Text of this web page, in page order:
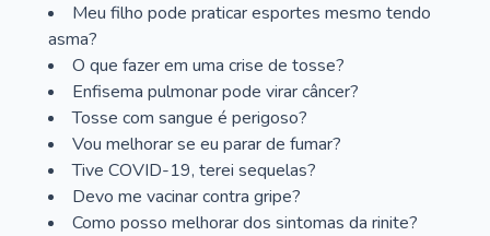
Meu filho pode praticar esportes mesmo tendo
asma?
O que fazer em uma crise de tosse?
Enfisema pulmonar pode virar câncer?
Tosse com sangue é perigoso?
Vou melhorar se eu parar de fumar?
Tive COVID-19, terei sequelas?
Devo me vacinar contra gripe?
Como posso melhorar dos sintomas da rinite?